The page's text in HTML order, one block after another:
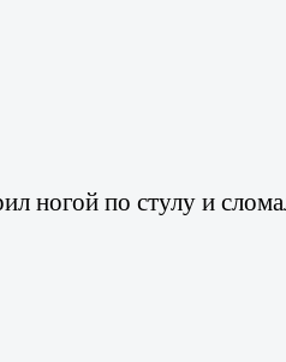
ногой по стулу и